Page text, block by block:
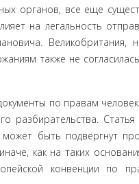
ор­ганов, все еще
на ле­гальность
Великобритания,
также не
по правам
разбирательства.
может быть подвергнут
как на таких
конвенции по